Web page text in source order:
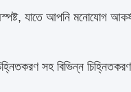
যাতে আপনি মনোযোগ
সহ বিভিন্ন চিহ্নিতকরণ